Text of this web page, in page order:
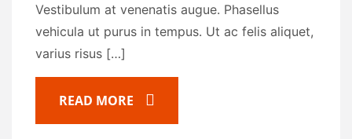
Vestibulum at venenatis augue. Phasellus
vehicula ut purus in tempus. Ut ac felis aliquet,
varius risus […]
READ MORE